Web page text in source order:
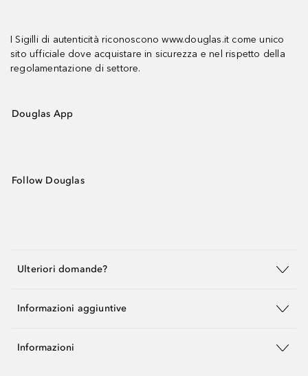
I Sigilli di autenticità riconoscono www.douglas.it come unico
sito ufficiale dove acquistare in sicurezza e nel rispetto della
regolamentazione di settore.
Douglas App
Follow Douglas
Ulteriori domande?
Informazioni aggiuntive
Informazioni